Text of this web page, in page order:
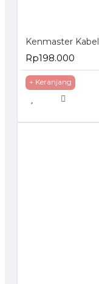
Rp198.000
+ Keranjang